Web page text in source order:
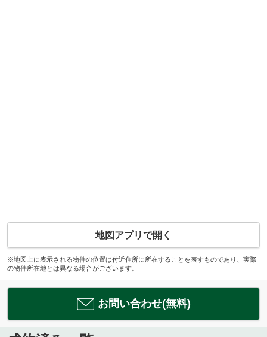
地図アプリで開く
※地図上に表示される物件の位置は付近住所に所在することを表すものであり、実際
の物件所在地とは異なる場合がございます。
お問い合わせ(無料)